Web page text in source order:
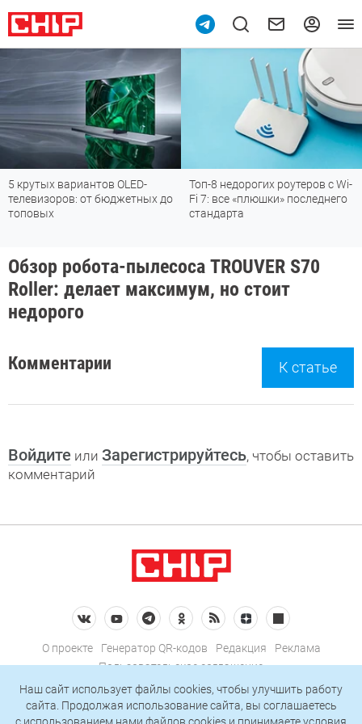
5 крутых вариантов OLED-
телевизоров: от бюджетных до
топовых
Топ-8 недорогих роутеров с Wi-
Fi 7: все «плюшки» последнего
стандарта
Обзор робота-пылесоса TROUVER S70
Roller: делает максимум, но стоит
недорого
Комментарии К статье
Войдите или Зарегистрируйтесь, чтобы оставить
комментарий
О проекте Генератор QR-кодов Редакция
Реклама
Пользовательское соглашение
Политика конфиденциальности
Подписаться на рассылку
Наш сайт использует файлы cookies, чтобы улучшить работу
сайта. Продолжая использование сайта, вы соглашаетесь